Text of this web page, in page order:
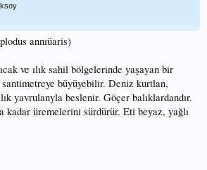
annıüaris)
ve ılık sahil bölgelerinde yaşayan bir
büyüyebilir. Deniz kurtlan,
yavrulanyla beslenir. Göçer balıklardandır.
kadar üremelerini sürdürür. Eti beyaz, yağlı